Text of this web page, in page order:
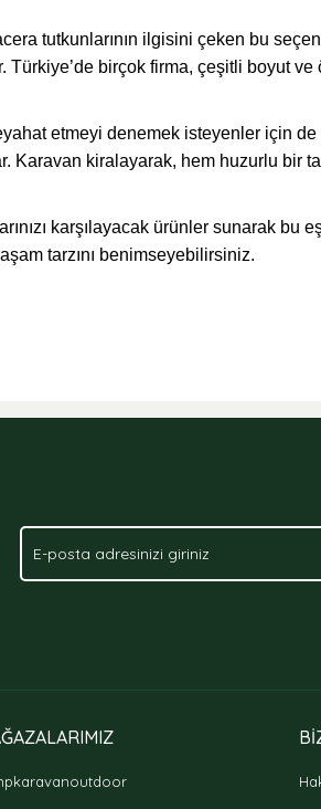
tutkunlarının ilgisini çeken bu
birçok firma, çeşitli boyut ve
etmeyi denemek isteyenler için
Karavan kiralayarak, hem huzurlu bir
karşılayacak ürünler sunarak bu
tarzını benimseyebilirsiniz.